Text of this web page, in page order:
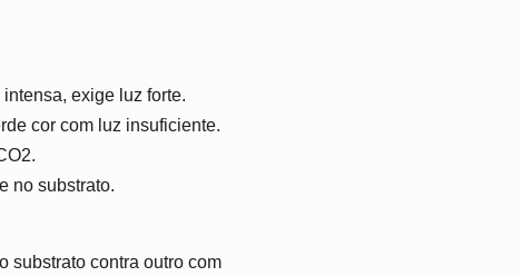
exige luz forte.
cor com luz insuficiente.
no substrato.
substrato contra outro com